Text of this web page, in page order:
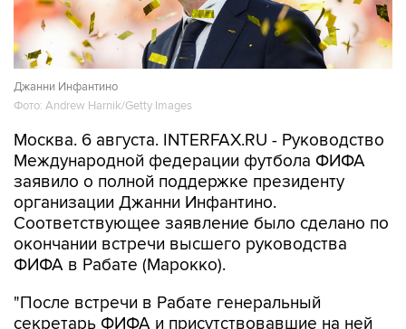
Джанни Инфантино
Фото: Andrew Harnik/Getty Images
Москва. 6 августа. INTERFAX.RU - Руководство
Международной федерации футбола ФИФА
заявило о полной поддержке президенту
организации Джанни Инфантино.
Соответствующее заявление было сделано по
окончании встречи высшего руководства
ФИФА в Рабате (Марокко).
"После встречи в Рабате генеральный
секретарь ФИФА и присутствовавшие на ней